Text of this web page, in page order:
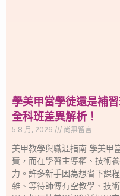
學美甲當學徒還是補
全科班差異解析！
5 8 月, 2026 尚無留言
美甲教學與職涯指南 學美甲
費，而在學習主導權、技術
力。許多新手因為想省下課
雜、等待師傅有空教學、技